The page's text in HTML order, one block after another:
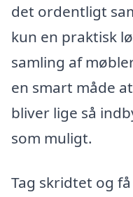
det ordentligt
kun en praktisk
samling af
en smart måde
bliver lige så
som muligt.
Tag skridtet og